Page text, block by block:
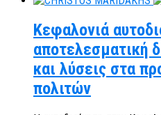
Κεφαλονιά
αποτελεσματική
και λύσεις στα
πολιτών